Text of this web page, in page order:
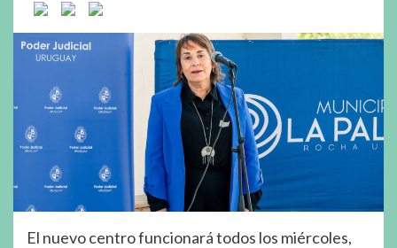
El nuevo centro funcionará todos los miércoles,